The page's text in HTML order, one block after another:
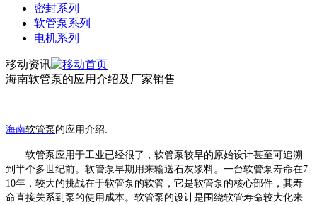
密封系列
软管泵系列
电机系列
移动资讯
海南软管泵的应用介绍及厂家销售
海南软管泵 的应用介绍:
软管泵应用于工业已经很了，软管泵较早的原始设计甚至可追溯
到半个多世纪前。软管泵早期用来输送石灰浆料。一台软管泵寿命在7-
10年，较大的挑战在于软管泵的软管，它是软管泵的核心部件，其寿
命直接关系到泵的使用成本。软管泵的设计是围绕软管寿命较大化来